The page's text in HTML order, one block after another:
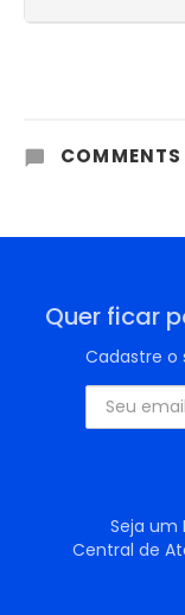
COMMENTS
Quer ficar
Cadastre o
Seja um
Central de